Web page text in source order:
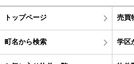
トップページ 売買
町名から検索 学区